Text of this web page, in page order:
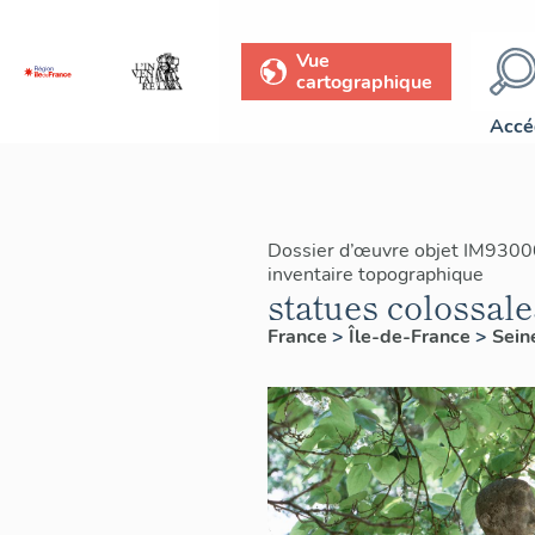
Vue
cartographique
Dossier d’œuvre objet
inventaire topographique
statues
France > Île-de-France >